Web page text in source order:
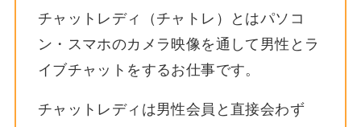
チャットレディ（チャトレ）とはパソコ
ン・スマホのカメラ映像を通して男性とラ
イブチャットをするお仕事です。
チャットレディは男性会員と直接会わず